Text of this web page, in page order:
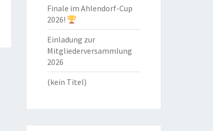
Finale im Ahlendorf-Cup
2026!
Einladung zur
Mitgliederversammlung
2026
(kein Titel)